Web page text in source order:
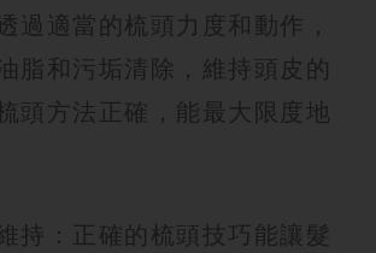
過適當的梳頭力度和動作，
脂和污垢清除，維持頭皮的
頭方法正確，能最大限度地
持：正確的梳頭技巧能讓髮